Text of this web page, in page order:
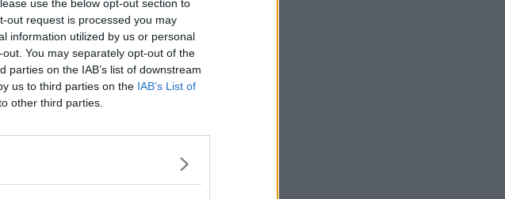
use the below opt-out section to
out request is processed you may
information utilized by us or personal
You may separately opt-out of the
on the IAB’s list of downstream
us to third parties on the IAB’s List of
other third parties.